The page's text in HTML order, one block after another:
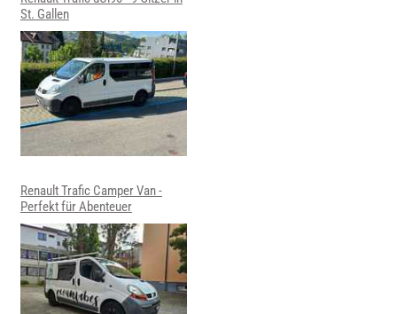
St. Gallen
Renault Trafic Camper Van -
Perfekt für Abenteuer